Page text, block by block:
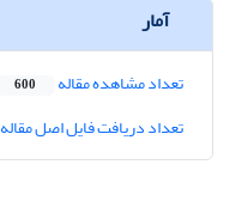
آمار
تعداد مشاهده مقاله 600
تعداد دریافت فایل اصل مقاله